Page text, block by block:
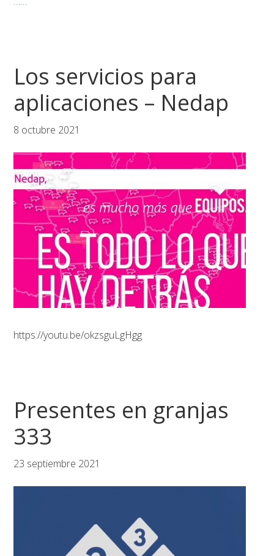
Los servicios para
aplicaciones – Nedap
8 octubre 2021
https://youtu.be/okzsguLgHgg
Presentes en granjas
333
23 septiembre 2021